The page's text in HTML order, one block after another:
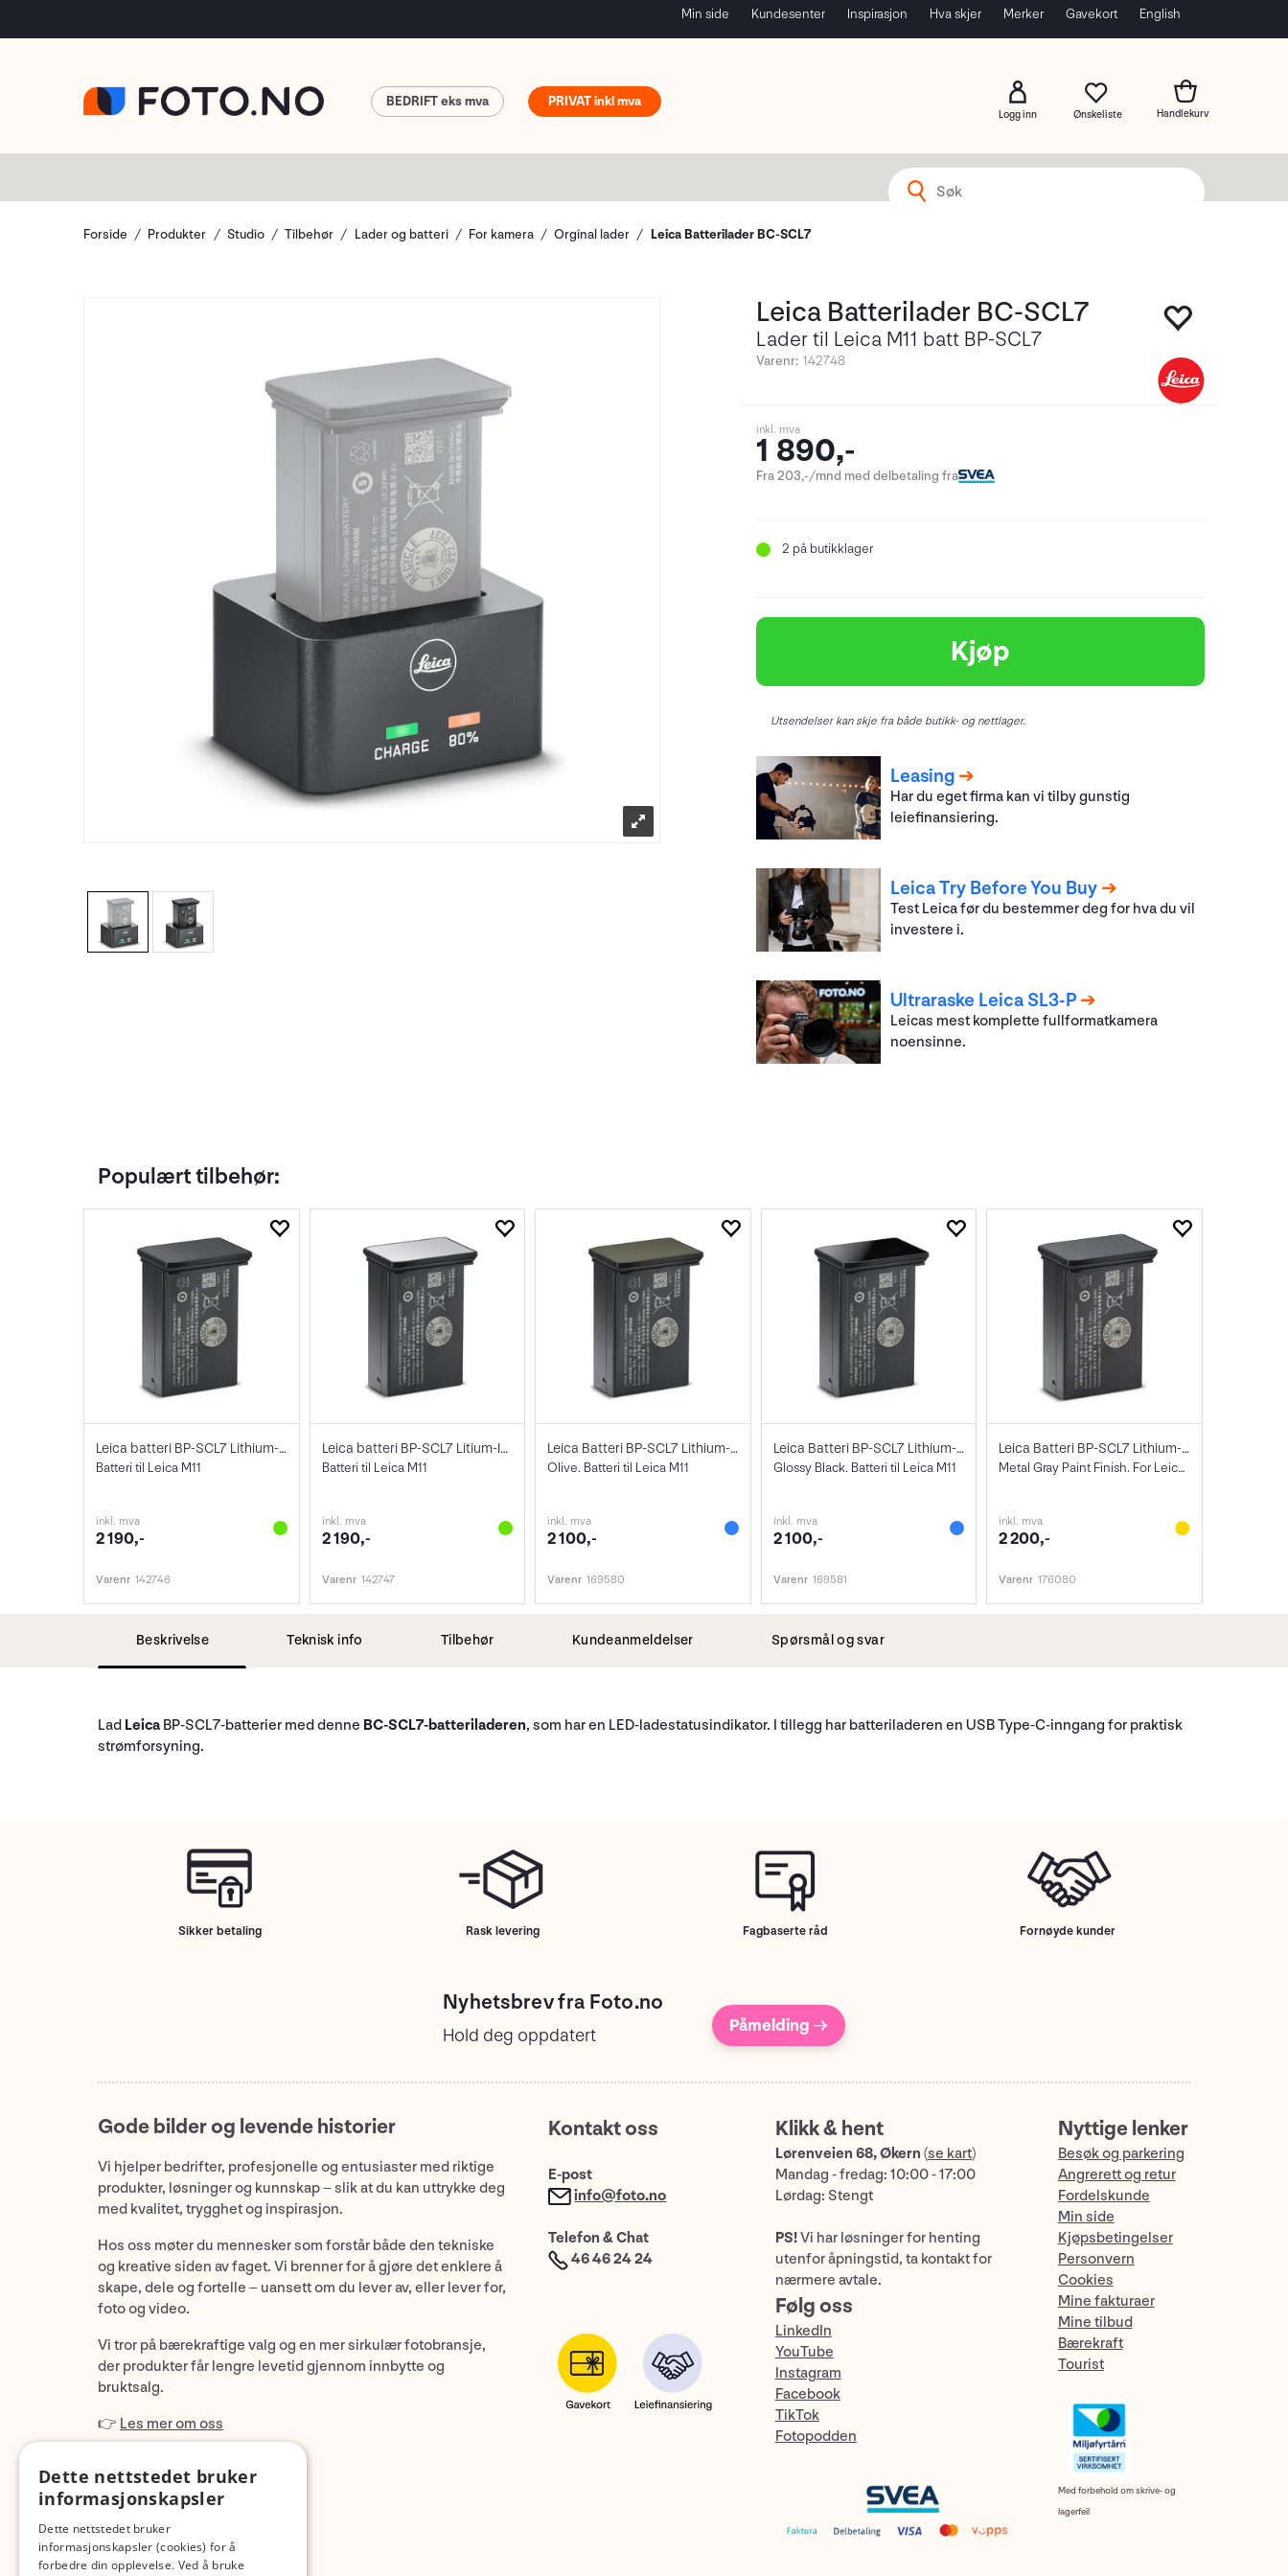
Min side Kundesenter Inspirasjon Hva skjer Merker Gavekort English
Logg inn
PRIVAT
BEDRIFT
Forside Produkter Studio Tilbehør Lader og batteri For kamera Orginal lader Leica Batterilader BC-SCL7
Leica Batterilader BC-SCL7
Lader til Leica M11 batt BP-SCL7
Varenr: 142748
inkl. mva
1 890,-
Fra 203,-/mnd med delbetaling fra
2 på butikklager
Kjøp
Utsendelser kan skje fra både butikk- og nettlager.
Leasing
Har du eget firma kan vi tilby gunstig
leiefinansiering.
Leica Try Before You Buy
Test Leica før du bestemmer deg for hva du vil
investere i.
Ultraraske Leica SL3-P
Leicas mest komplette fullformatkamera
noensinne.
Populært tilbehør:
Leica batteri BP-SCL7 Lithium-Ion - Sort
Batteri til Leica M11
inkl. mva
2 190,-
Varenr 142746
Leica batteri BP-SCL7 Litium-Ion - Sølv
Batteri til Leica M11
inkl. mva
2 190,-
Varenr 142747
Leica Batteri BP-SCL7 Lithium-Ion Grønn
Olive. Batteri til Leica M11
inkl. mva
2 100,-
Varenr 169580
Leica Batteri BP-SCL7 Lithium-Ion Sort
Glossy Black. Batteri til Leica M11
inkl. mva
2 100,-
Varenr 169581
Leica Batteri BP-SCL7 Lithium-Ion
Metal Gray Paint Finish. For Leica M11
inkl. mva
2 200,-
Varenr 176080
Beskrivelse Teknisk info Tilbehør Kundeanmeldelser Spørsmål og svar
Lad Leica BP-SCL7-batterier med denne BC-SCL7-batteriladeren, som har en LED-ladestatusindikator. I tillegg har batteriladeren en USB Type-C-inngang for praktisk
strømforsyning.
Sikker betaling Rask levering Fagbaserte råd Fornøyde kunder
Nyhetsbrev fra Foto.no
Hold deg oppdatert Påmelding →
Gode bilder og levende historier
Vi hjelper bedrifter, profesjonelle og entusiaster med riktige
produkter, løsninger og kunnskap – slik at du kan uttrykke deg
med kvalitet, trygghet og inspirasjon.
Hos oss møter du mennesker som forstår både den tekniske
og kreative siden av faget. Vi brenner for å gjøre det enklere å
skape, dele og fortelle – uansett om du lever av, eller lever for,
foto og video.
Vi tror på bærekraftige valg og en mer sirkulær fotobransje,
der produkter får lengre levetid gjennom innbytte og
bruktsalg.
👉 Les mer om oss
Kontakt oss
E-post
info@foto.no
Telefon & Chat
46 46 24 24
Klikk & hent
Lørenveien 68, Økern (se kart)
Mandag - fredag: 10:00 - 17:00
Lørdag: Stengt
PS!Vi har løsninger for henting
utenfor åpningstid, ta kontakt for
nærmere avtale.
Følg oss
LinkedIn
YouTube
Instagram
Facebook
TikTok
Fotopodden
Nyttige lenker
Besøk og parkering
Angrerett og retur
Fordelskunde
Min side
Kjøpsbetingelser
Personvern
Cookies
Mine fakturaer
Mine tilbud
Bærekraft
Tourist
Med forbehold om skrive- og
lagerfeil
Dette nettstedet bruker
informasjonskapsler
Dette nettstedet bruker
informasjonskapsler (cookies) for å
forbedre din opplevelse. Ved å bruke